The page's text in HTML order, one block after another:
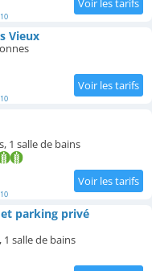
Vieux
1 salle de bains
parking privé
salle de bains